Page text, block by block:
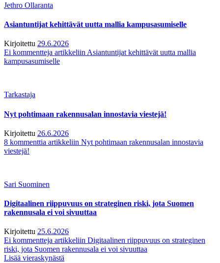
Jethro Ollaranta
Asiantuntijat kehittävät uutta mallia kampusasumiselle
Kirjoitettu 29.6.2026
Ei kommentteja artikkeliin Asiantuntijat kehittävät uutta mallia
kampusasumiselle
Tarkastaja
Nyt pohtimaan rakennusalan innostavia viestejä!
Kirjoitettu 26.6.2026
8 kommenttia artikkeliin Nyt pohtimaan rakennusalan innostavia
viestejä!
Sari Suominen
Digitaalinen riippuvuus on strateginen riski, jota Suomen
rakennusala ei voi sivuuttaa
Kirjoitettu 25.6.2026
Ei kommentteja artikkeliin Digitaalinen riippuvuus on strateginen
riski, jota Suomen rakennusala ei voi sivuuttaa
Lisää vieraskynästä